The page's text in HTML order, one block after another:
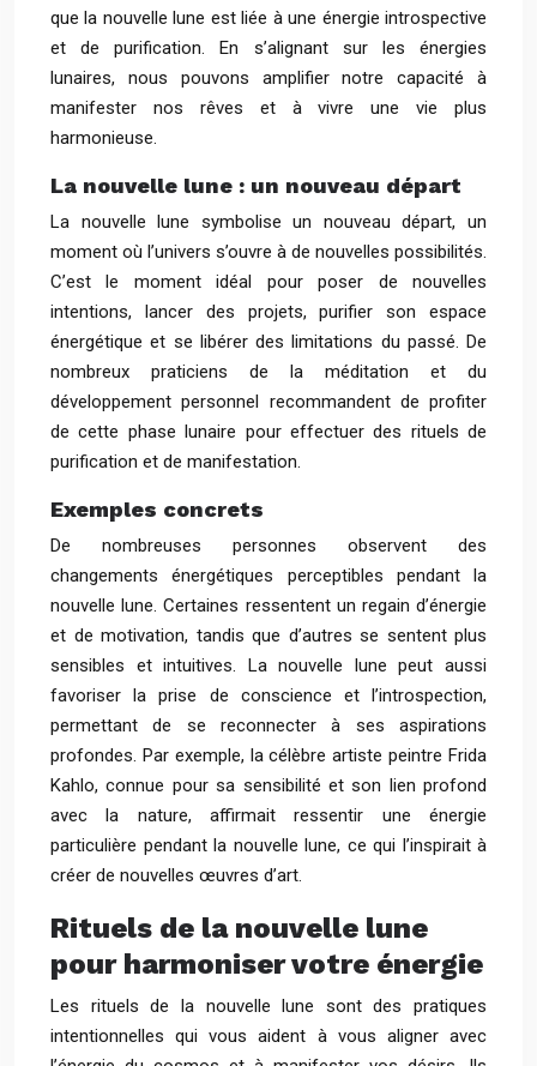
que la nouvelle lune est liée à une énergie introspective
et de purification. En s’alignant sur les énergies
lunaires, nous pouvons amplifier notre capacité à
manifester nos rêves et à vivre une vie plus
harmonieuse.
La nouvelle lune : un nouveau départ
La nouvelle lune symbolise un nouveau départ, un
moment où l’univers s’ouvre à de nouvelles possibilités.
C’est le moment idéal pour poser de nouvelles
intentions, lancer des projets, purifier son espace
énergétique et se libérer des limitations du passé. De
nombreux praticiens de la méditation et du
développement personnel recommandent de profiter
de cette phase lunaire pour effectuer des rituels de
purification et de manifestation.
Exemples concrets
De nombreuses personnes observent des
changements énergétiques perceptibles pendant la
nouvelle lune. Certaines ressentent un regain d’énergie
et de motivation, tandis que d’autres se sentent plus
sensibles et intuitives. La nouvelle lune peut aussi
favoriser la prise de conscience et l’introspection,
permettant de se reconnecter à ses aspirations
profondes. Par exemple, la célèbre artiste peintre Frida
Kahlo, connue pour sa sensibilité et son lien profond
avec la nature, affirmait ressentir une énergie
particulière pendant la nouvelle lune, ce qui l’inspirait à
créer de nouvelles œuvres d’art.
Rituels de la nouvelle lune
pour harmoniser votre énergie
Les rituels de la nouvelle lune sont des pratiques
intentionnelles qui vous aident à vous aligner avec